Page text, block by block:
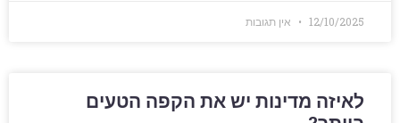
12/10/2025 אין תגובות
לאיזה מדינות יש את הקפה הטעים